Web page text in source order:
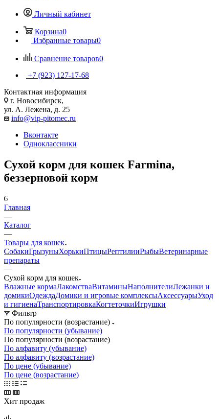
Личный кабинет
Корзина0
Избранные товары0
Сравнение товаров0
+7 (923) 127-17-68
Контактная информация
г. Новосибирск,
ул. А. Лежена, д. 25
info@vip-pitomec.ru
Вконтакте
Одноклассники
Сухой корм для кошек Farmina,
беззерновой корм
6
Главная
—
Каталог
—
Товары для кошек
СобакиГрызуныХорькиПтицыРептилииРыбыВетеринарные
препараты
—
Сухой корм для кошек
Влажные кормаЛакомстваВитаминыНаполнителиЛежанки и
домикиОдеждаДомики и игровые комплексыАксессуарыУход
и гигиенаТранспортировкаКогтеточкиИгрушки
Фильтр
По популярности (возрастание)
По популярности (убывание)
По популярности (возрастание)
По алфавиту (убывание)
По алфавиту (возрастание)
По цене (убывание)
По цене (возрастание)
Хит продаж